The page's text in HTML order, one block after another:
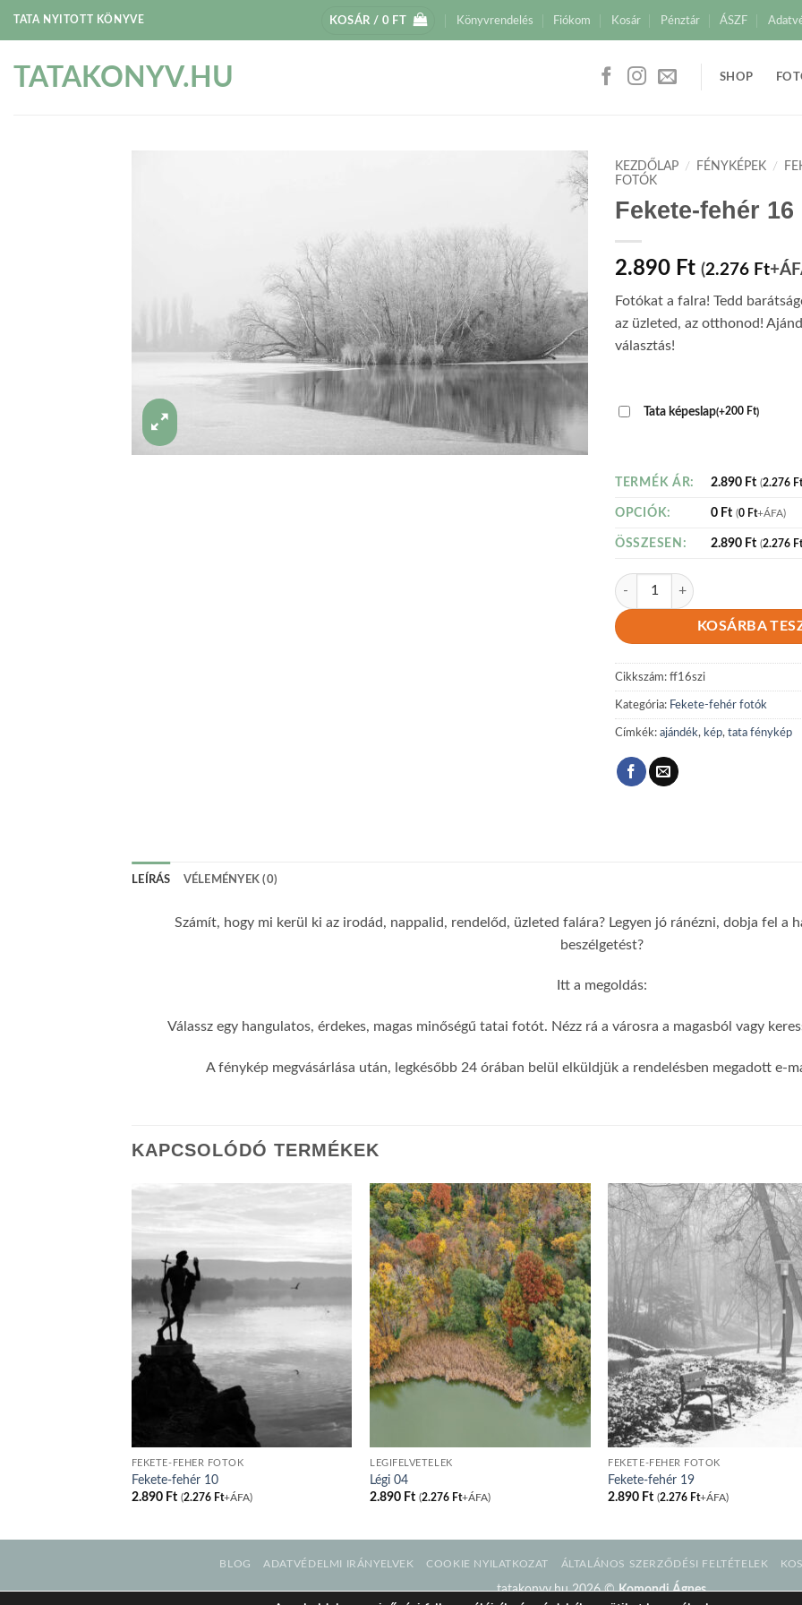
TATA NYITOTT KÖNYVE KOSÁR / 0 FT Könyvrendelés Fiókom Kosár Pénztár ÁSZF
TATAKONYV.HU SHOP
KEZDŐLAP / FÉNYKÉPEK /
FOTÓK
Fekete-fehér 16
2.890 Ft (2.276 Ft
Fotókat a falra! Tedd
az üzleted, az otthonod!
választás!
Tata képeslap(+200 Ft)
TERMÉK ÁR: 2.890 Ft (2.276
OPCIÓK: 0 Ft (0 Ft+ÁFA)
ÖSSZESEN: 2.890 Ft (2.276
Fekete-fehér 16 mennyiség
KOSÁRBA
Cikkszám: ff16szi
Kategória: Fekete-fehér fotók
Címkék: ajándék, kép, tata fénykép
LEÍRÁS VÉLEMÉNYEK (0)
Számít, hogy mi kerül ki az irodád, nappalid, rendelőd, üzleted falára? Legyen jó ránézni, dobja fel a
beszélgetést?
Itt a megoldás:
Válassz egy hangulatos, érdekes, magas minőségű tatai fotót. Nézz rá a városra a magasból vagy
A fénykép megvásárlása után, legkésőbb 24 órában belül elküldjük a rendelésben megadott e-
KAPCSOLÓDÓ TERMÉKEK
FEKETE-FEHÉR FOTÓK
Fekete-fehér 10
2.890 Ft (2.276 Ft+ÁFA)
LÉGIFELVÉTELEK
Légi 04
2.890 Ft (2.276 Ft+ÁFA)
FEKETE-FEHÉR FOTÓK
Fekete-fehér 19
2.890 Ft (2.276 Ft+ÁFA)
BLOG ADATVÉDELMI IRÁNYELVEK COOKIE NYILATKOZAT ÁLTALÁNOS SZERZŐDÉSI FELTÉTELEK
tatakonyv.hu 2026 ©Komondi Ágnes